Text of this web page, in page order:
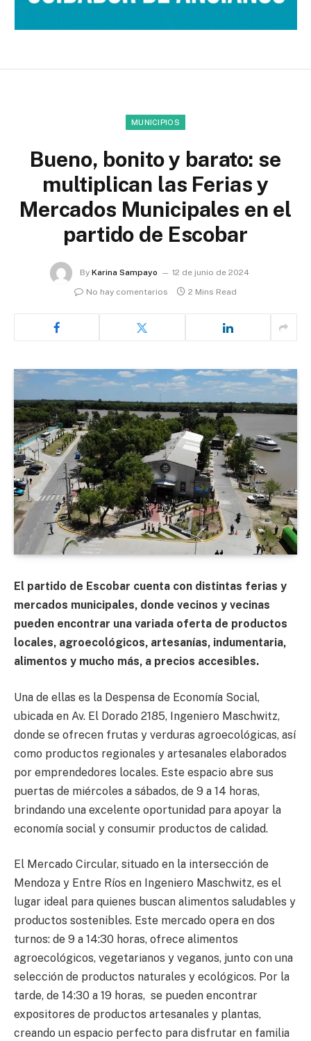
MUNICIPIOS
Bueno, bonito y barato: se
multiplican las Ferias y
Mercados Municipales en el
partido de Escobar
By Karina Sampayo
12 de junio de 2024
No hay comentarios
2 Mins Read
El partido de Escobar cuenta con distintas ferias y
mercados municipales, donde vecinos y vecinas
pueden encontrar una variada oferta de productos
locales, agroecológicos, artesanías, indumentaria,
alimentos y mucho más, a precios accesibles.
Una de ellas es la Despensa de Economía Social,
ubicada en Av. El Dorado 2185, Ingeniero Maschwitz,
donde se ofrecen frutas y verduras agroecológicas, así
como productos regionales y artesanales elaborados
por emprendedores locales. Este espacio abre sus
puertas de miércoles a sábados, de 9 a 14 horas,
brindando una excelente oportunidad para apoyar la
economía social y consumir productos de calidad.
El Mercado Circular, situado en la intersección de
Mendoza y Entre Ríos en Ingeniero Maschwitz, es el
lugar ideal para quienes buscan alimentos saludables y
productos sostenibles. Este mercado opera en dos
turnos: de 9 a 14:30 horas, ofrece alimentos
agroecológicos, vegetarianos y veganos, junto con una
selección de productos naturales y ecológicos. Por la
tarde, de 14:30 a 19 horas, se pueden encontrar
expositores de productos artesanales y plantas,
creando un espacio perfecto para disfrutar en familia